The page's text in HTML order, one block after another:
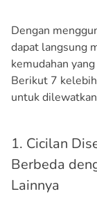
Dengan
dapat langsung
kemudahan
Berikut 7
untuk
1. Cicilan
Berbeda
Lainnya